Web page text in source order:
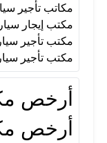
مكاتب تأجير
مكتب إيجار
مكتب تأجير
مكتب تأجير
أرخص
أرخص